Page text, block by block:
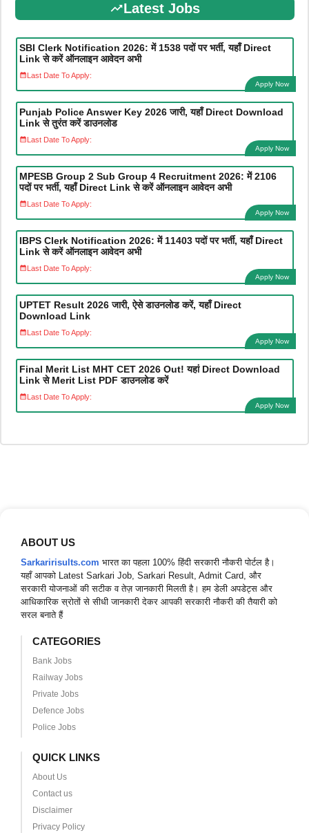
Latest Jobs
SBI Clerk Notification 2026: में 1538 पदों पर भर्ती, यहाँ Direct
Link से करें ऑनलाइन आवेदन अभी
Last Date To Apply:
Apply Now
Punjab Police Answer Key 2026 जारी, यहाँ Direct Download
Link से तुरंत करें डाउनलोड
Last Date To Apply:
Apply Now
MPESB Group 2 Sub Group 4 Recruitment 2026: में 2106
पदों पर भर्ती, यहाँ Direct Link से करें ऑनलाइन आवेदन अभी
Last Date To Apply:
Apply Now
IBPS Clerk Notification 2026: में 11403 पदों पर भर्ती, यहाँ Direct
Link से करें ऑनलाइन आवेदन अभी
Last Date To Apply:
Apply Now
UPTET Result 2026 जारी, ऐसे डाउनलोड करें, यहाँ Direct
Download Link
Last Date To Apply:
Apply Now
Final Merit List MHT CET 2026 Out! यहां Direct Download
Link से Merit List PDF डाउनलोड करें
Last Date To Apply:
Apply Now
ABOUT US
Sarkaririsults.com भारत का पहला 100% हिंदी सरकारी नौकरी पोर्टल है।
यहाँ आपको Latest Sarkari Job, Sarkari Result, Admit Card, और
सरकारी योजनाओं की सटीक व तेज़ जानकारी मिलती है। हम डेली अपडेट्स और
आधिकारिक स्रोतों से सीधी जानकारी देकर आपकी सरकारी नौकरी की तैयारी को
सरल बनाते हैं
CATEGORIES
Bank Jobs
Railway Jobs
Private Jobs
Defence Jobs
Police Jobs
QUICK LINKS
About Us
Contact us
Disclaimer
Privacy Policy